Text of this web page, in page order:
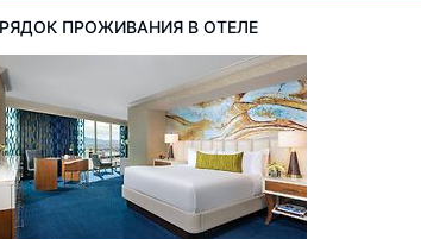
ПРОЖИВАНИЯ В ОТЕЛЕ